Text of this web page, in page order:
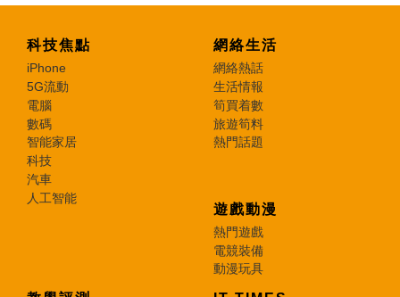
科技焦點
iPhone
5G流動
電腦
數碼
智能家居
科技
汽車
人工智能
網絡生活
網絡熱話
生活情報
筍買着數
旅遊筍料
熱門話題
遊戲動漫
熱門遊戲
電競裝備
動漫玩具